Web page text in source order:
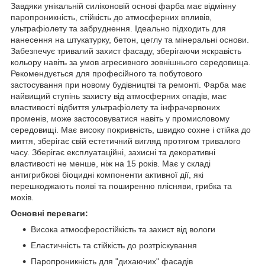
Завдяки унікальній силіконовій основі фарба має відмінну
паропроникність, стійкість до атмосферних впливів,
ультрафіолету та забруднення. Ідеально підходить для
нанесення на штукатурку, бетон, цеглу та мінеральні основи.
Забезпечує тривалий захист фасаду, зберігаючи яскравість
кольору навіть за умов агресивного зовнішнього середовища.
Рекомендується для професійного та побутового
застосування при новому будівництві та ремонті. Фарба має
найвищий ступінь захисту від атмосферних опадів, має
властивості відбиття ультрафіолету та інфрачервоних
променів, може застосовуватися навіть у промисловому
середовищі. Має високу покривність, швидко сохне і стійка до
миття, зберігає свій естетичний вигляд протягом тривалого
часу. Зберігає експлуатаційні, захисні та декоративні
властивості не менше, ніж на 15 років. Має у складі
антигрибкові біоцидні компоненти активної дії, які
перешкоджають появі та поширенню плісняви, грибка та
мохів.
Основні переваги:
Висока атмосферостійкість та захист від вологи
Еластичність та стійкість до розтріскування
Паропроникність для "дихаючих" фасадів